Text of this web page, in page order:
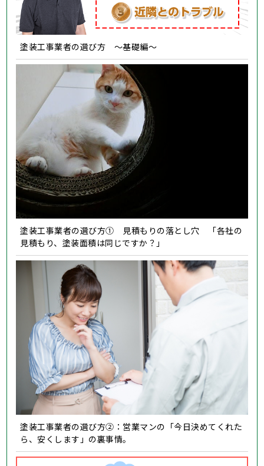
塗装工事業者の選び方 ～基礎編～
塗装工事業者の選び方① 見積もりの落とし穴 「各社の
見積もり、塗装面積は同じですか？」
塗装工事業者の選び方②：営業マンの「今日決めてくれた
ら、安くします」の裏事情。